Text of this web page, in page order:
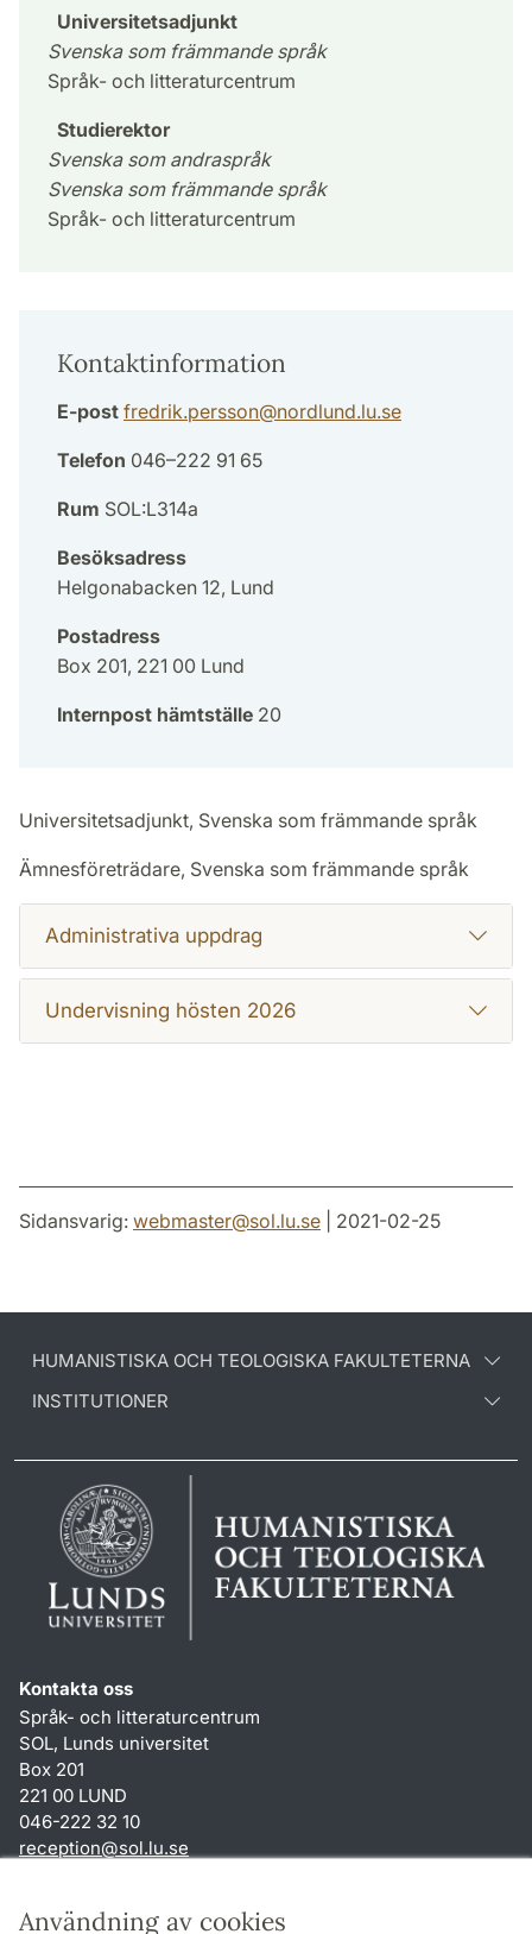
Användning av cookies
Universitetsadjunkt
Svenska som främmande språk
Språk- och litteraturcentrum
Studierektor
Svenska som andraspråk
Svenska som främmande språk
Språk- och litteraturcentrum
Kontaktinformation
E-post fredrik.persson@nordlund.lu.se
Telefon 046–222 91 65
Rum SOL:L314a
Besöksadress
Helgonabacken 12, Lund
Postadress
Box 201, 221 00 Lund
Internpost hämtställe 20
Universitetsadjunkt, Svenska som främmande språk
Ämnesföreträdare, Svenska som främmande språk
Administrativa uppdrag
Undervisning hösten 2026
Sidansvarig: webmaster@sol.lu.se | 2021-02-25
HUMANISTISKA OCH TEOLOGISKA FAKULTETERNA
INSTITUTIONER
Kontakta oss
Språk- och litteraturcentrum
SOL, Lunds universitet
Box 201
221 00 LUND
046-222 32 10
reception@sol.lu.se
Genvägar